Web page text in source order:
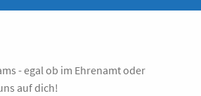
- egal ob im Ehrenamt oder
auf dich!